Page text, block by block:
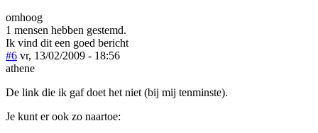
omhoog
1 mensen hebben gestemd.
Ik vind dit een goed bericht
#6 vr, 13/02/2009 - 18:56
athene
De link die ik gaf doet het niet (bij mij tenminste).
Je kunt er ook zo naartoe: